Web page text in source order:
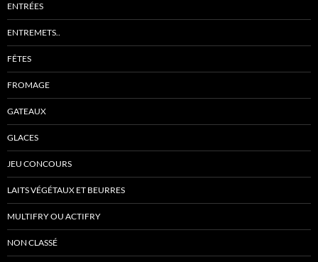
ENTRÉES
ENTREMETS..
FÊTES
FROMAGE
GATEAUX
GLACES
JEU CONCOURS
LAITS VÉGÉTAUX ET BEURRES
MULTIFRY OU ACTIFRY
NON CLASSÉ